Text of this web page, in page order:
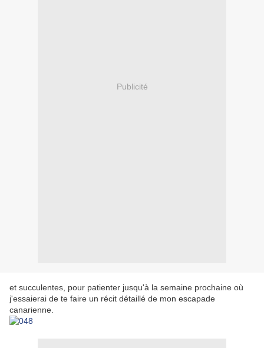
Publicité
et succulentes, pour patienter jusqu'à la semaine prochaine où
j'essaierai de te faire un récit détaillé de mon escapade
canarienne.